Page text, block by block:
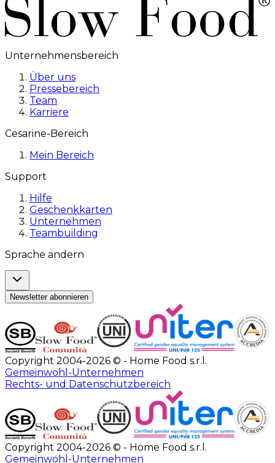
Unternehmensbereich
Über uns
Pressebereich
Team
Karriere
Cesarine-Bereich
Mein Bereich
Support
Hilfe
Geschenkkarten
Unternehmen
Teambuilding
Sprache ändern
Newsletter abonnieren
Copyright 2004-2026 © - Home Food s.r.l.
Gemeinwohl-Unternehmen
Rechts- und Datenschutzbereich
Copyright 2004-2026 © - Home Food s.r.l.
Gemeinwohl-Unternehmen